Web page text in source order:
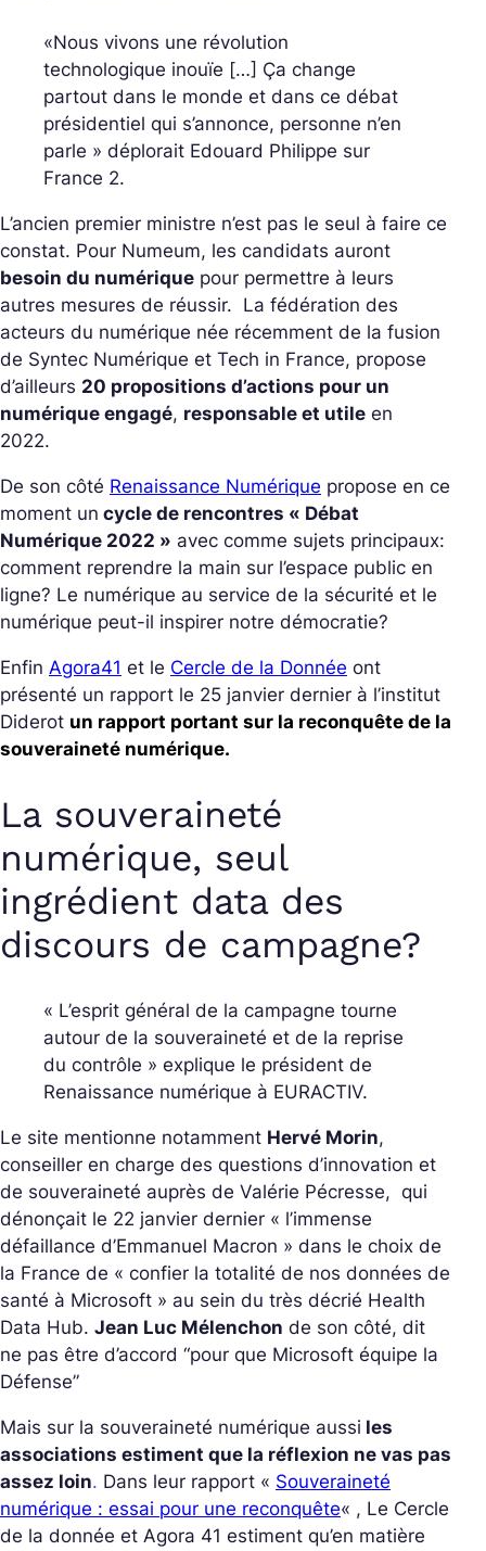
«Nous vivons une révolution
technologique inouïe […] Ça change
partout dans le monde et dans ce débat
présidentiel qui s’annonce, personne n’en
parle » déplorait Edouard Philippe sur
France 2.
L’ancien premier ministre n’est pas le seul à faire ce
constat. Pour Numeum, les candidats auront
besoin du numérique pour permettre à leurs
autres mesures de réussir. La fédération des
acteurs du numérique née récemment de la fusion
de Syntec Numérique et Tech in France, propose
d’ailleurs 20 propositions d’actions pour un
numérique engagé, responsable et utile en
2022.
De son côté Renaissance Numérique propose en ce
moment un cycle de rencontres « Débat
Numérique 2022 » avec comme sujets principaux:
comment reprendre la main sur l’espace public en
ligne? Le numérique au service de la sécurité et le
numérique peut-il inspirer notre démocratie?
Enfin Agora41 et le Cercle de la Donnée ont
présenté un rapport le 25 janvier dernier à l’institut
Diderot un rapport portant sur la reconquête de la
souveraineté numérique.
La souveraineté
numérique, seul
ingrédient data des
discours de campagne?
« L’esprit général de la campagne tourne
autour de la souveraineté et de la reprise
du contrôle » explique le président de
Renaissance numérique à EURACTIV.
Le site mentionne notamment Hervé Morin,
conseiller en charge des questions d’innovation et
de souveraineté auprès de Valérie Pécresse, qui
dénonçait le 22 janvier dernier « l’immense
défaillance d’Emmanuel Macron » dans le choix de
la France de « confier la totalité de nos données de
santé à Microsoft » au sein du très décrié Health
Data Hub. Jean Luc Mélenchon de son côté, dit
ne pas être d’accord “pour que Microsoft équipe la
Défense”
Mais sur la souveraineté numérique aussi les
associations estiment que la réflexion ne vas pas
assez loin. Dans leur rapport « Souveraineté
numérique : essai pour une reconquête« , Le Cercle
de la donnée et Agora 41 estiment qu’en matière